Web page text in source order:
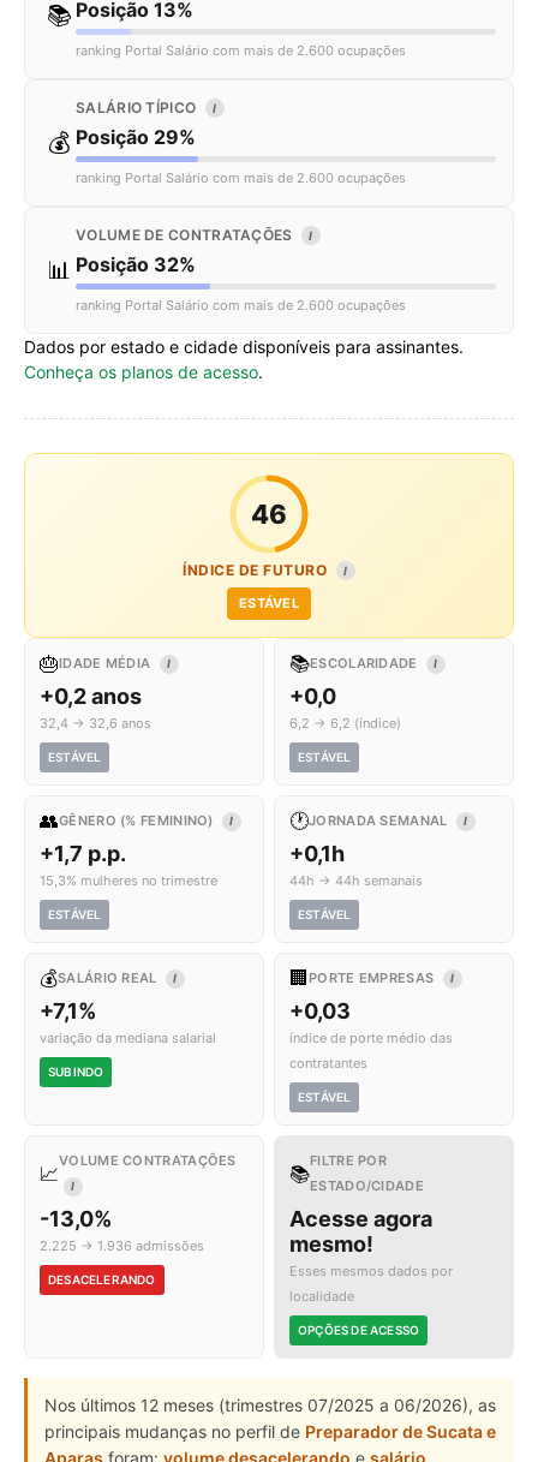
📚 Posição 13%
ranking Portal Salário com mais de 2.600 ocupações
💰
SALÁRIO TÍPICO I
Posição 29%
ranking Portal Salário com mais de 2.600 ocupações
📊
VOLUME DE CONTRATAÇÕES I
Posição 32%
ranking Portal Salário com mais de 2.600 ocupações
Dados por estado e cidade disponíveis para assinantes.
Conheça os planos de acesso.
46
ÍNDICE DE FUTURO I
ESTÁVEL
🎂IDADE MÉDIA I
+0,2 anos
32,4 → 32,6 anos
ESTÁVEL
📚ESCOLARIDADE I
+0,0
6,2 → 6,2 (índice)
ESTÁVEL
👥GÊNERO (% FEMININO) I
+1,7 p.p.
15,3% mulheres no trimestre
ESTÁVEL
🕐JORNADA SEMANAL I
+0,1h
44h → 44h semanais
ESTÁVEL
💰SALÁRIO REAL I
+7,1%
variação da mediana salarial
SUBINDO
🏢 PORTE EMPRESAS I
+0,03
índice de porte médio das
contratantes
ESTÁVEL
📈
VOLUME CONTRATAÇÕES
I
-13,0%
2.225 → 1.936 admissões
DESACELERANDO
📚
FILTRE POR
ESTADO/CIDADE
Acesse agora
mesmo!
Esses mesmos dados por
localidade
OPÇÕES DE ACESSO
Nos últimos 12 meses (trimestres 07/2025 a 06/2026), as
principais mudanças no perfil de Preparador de Sucata e
Aparas foram: volume desacelerando e salário